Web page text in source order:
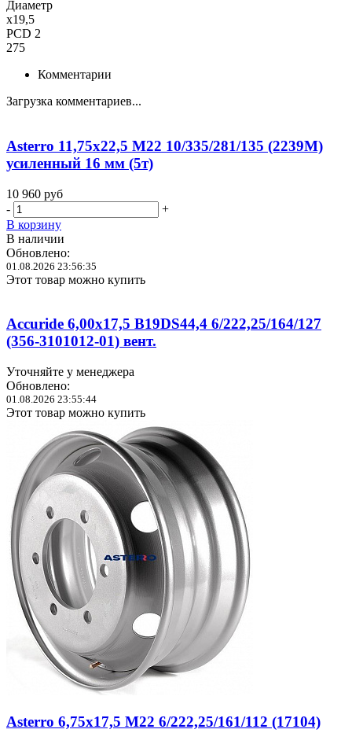
Диаметр
x19,5
PCD 2
275
Комментарии
Загрузка комментариев...
Asterro 11,75x22,5 M22 10/335/281/135 (2239M)
усиленный 16 мм (5т)
10 960 руб
-
+
В корзину
В наличии
Обновлено:
01.08.2026 23:56:35
Этот товар можно купить
Accuride 6,00x17,5 B19DS44,4 6/222,25/164/127
(356-3101012-01) вент.
Уточняйте у менеджера
Обновлено:
01.08.2026 23:55:44
Этот товар можно купить
Asterro 6,75x17,5 M22 6/222,25/161/112 (17104)